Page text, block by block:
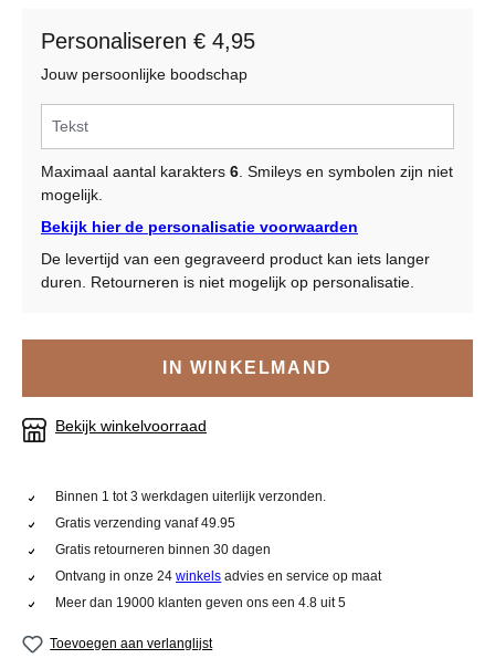
Personaliseren € 4,95
Jouw persoonlijke boodschap
Maximaal aantal karakters 6 . Smileys en symbolen zijn niet
mogelijk.
Bekijk hier de personalisatie voorwaarden
De levertijd van een gegraveerd product kan iets langer
duren. Retourneren is niet mogelijk op personalisatie.
IN WINKELMAND
Bekijk winkelvoorraad
Binnen 1 tot 3 werkdagen uiterlijk verzonden.
Gratis verzending vanaf 49.95
Gratis retourneren binnen 30 dagen
Ontvang in onze 24winkels advies en service op maat
Meer dan 19000 klanten geven ons een 4.8 uit 5
Toevoegen aan verlanglijst